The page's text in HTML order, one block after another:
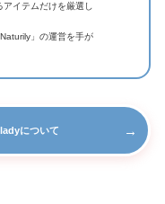
イテムだけを厳選し
」の運営を手が
について →